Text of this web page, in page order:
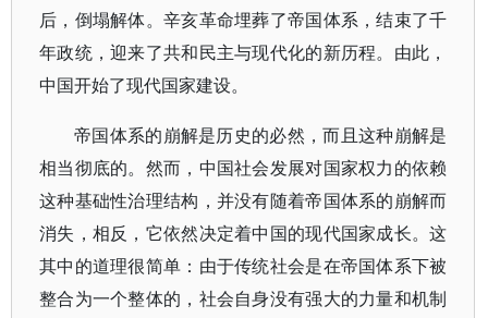
后，倒塌解体。辛亥革命埋葬了帝国体系，结束了千
年政统，迎来了共和民主与现代化的新历程。由此，
中国开始了现代国家建设。
帝国体系的崩解是历史的必然，而且这种崩解是
相当彻底的。然而，中国社会发展对国家权力的依赖
这种基础性治理结构，并没有随着帝国体系的崩解而
消失，相反，它依然决定着中国的现代国家成长。这
其中的道理很简单：由于传统社会是在帝国体系下被
整合为一个整体的，社会自身没有强大的力量和机制